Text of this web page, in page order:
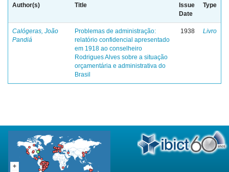
Author(s) Title
Issue
Date
Type
Calógeras, João
Pandiá
Problemas de administração:
relatório confidencial apresentado
em 1918 ao conselheiro
Rodrigues Alves sobre a situação
orçamentária e administrativa do
Brasil
1938 Livro